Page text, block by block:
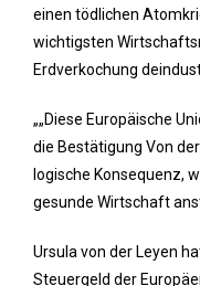
einen tödlichen
wichtigsten
Erdverkochung
„„Diese Europäische
die Bestätigung Von
logische Konsequenz,
gesunde Wirtschaft
Ursula von der Leyen
Steuergeld der